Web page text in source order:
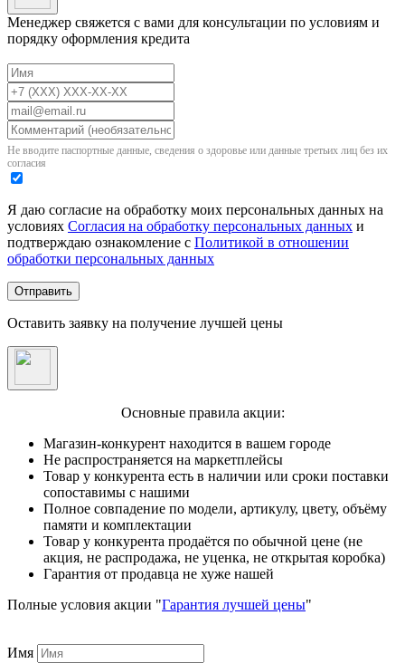
Менеджер свяжется с вами для консультации по условиям и
порядку оформления кредита
Не вводите паспортные данные, сведения о здоровье или данные третьих лиц без их
согласия
Я даю согласие на обработку моих персональных данных на
условиях Согласия на обработку персональных данных и
подтверждаю ознакомление с Политикой в отношении
обработки персональных данных
Отправить
Оставить заявку на получение лучшей цены
Основные правила акции:
Магазин-конкурент находится в вашем городе
Не распространяется на маркетплейсы
Товар у конкурента есть в наличии или сроки поставки
сопоставимы с нашими
Полное совпадение по модели, артикулу, цвету, объёму
памяти и комплектации
Товар у конкурента продаётся по обычной цене (не
акция, не распродажа, не уценка, не открытая коробка)
Гарантия от продавца не хуже нашей
Полные условия акции "Гарантия лучшей цены"
Имя